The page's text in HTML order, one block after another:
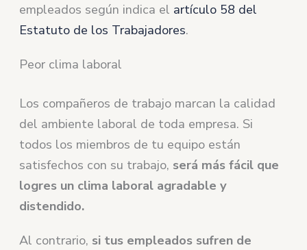
empleados según indica el artículo 58 del
Estatuto de los Trabajadores.
Peor clima laboral
Los compañeros de trabajo marcan la calidad
del ambiente laboral de toda empresa. Si
todos los miembros de tu equipo están
satisfechos con su trabajo, será más fácil que
logres un clima laboral agradable y
distendido.
Al contrario, si tus empleados sufren de